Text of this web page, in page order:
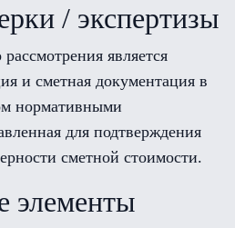
/ экспертизы
является
и сметная документация в
нормативными
для подтверждения
сметной стоимости.
элементы